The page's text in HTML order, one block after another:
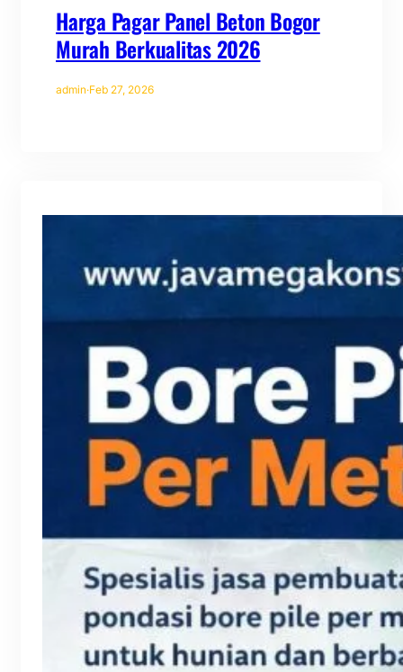
Harga Pagar Panel Beton Bogor
Murah Berkualitas 2026
admin·Feb 27, 2026